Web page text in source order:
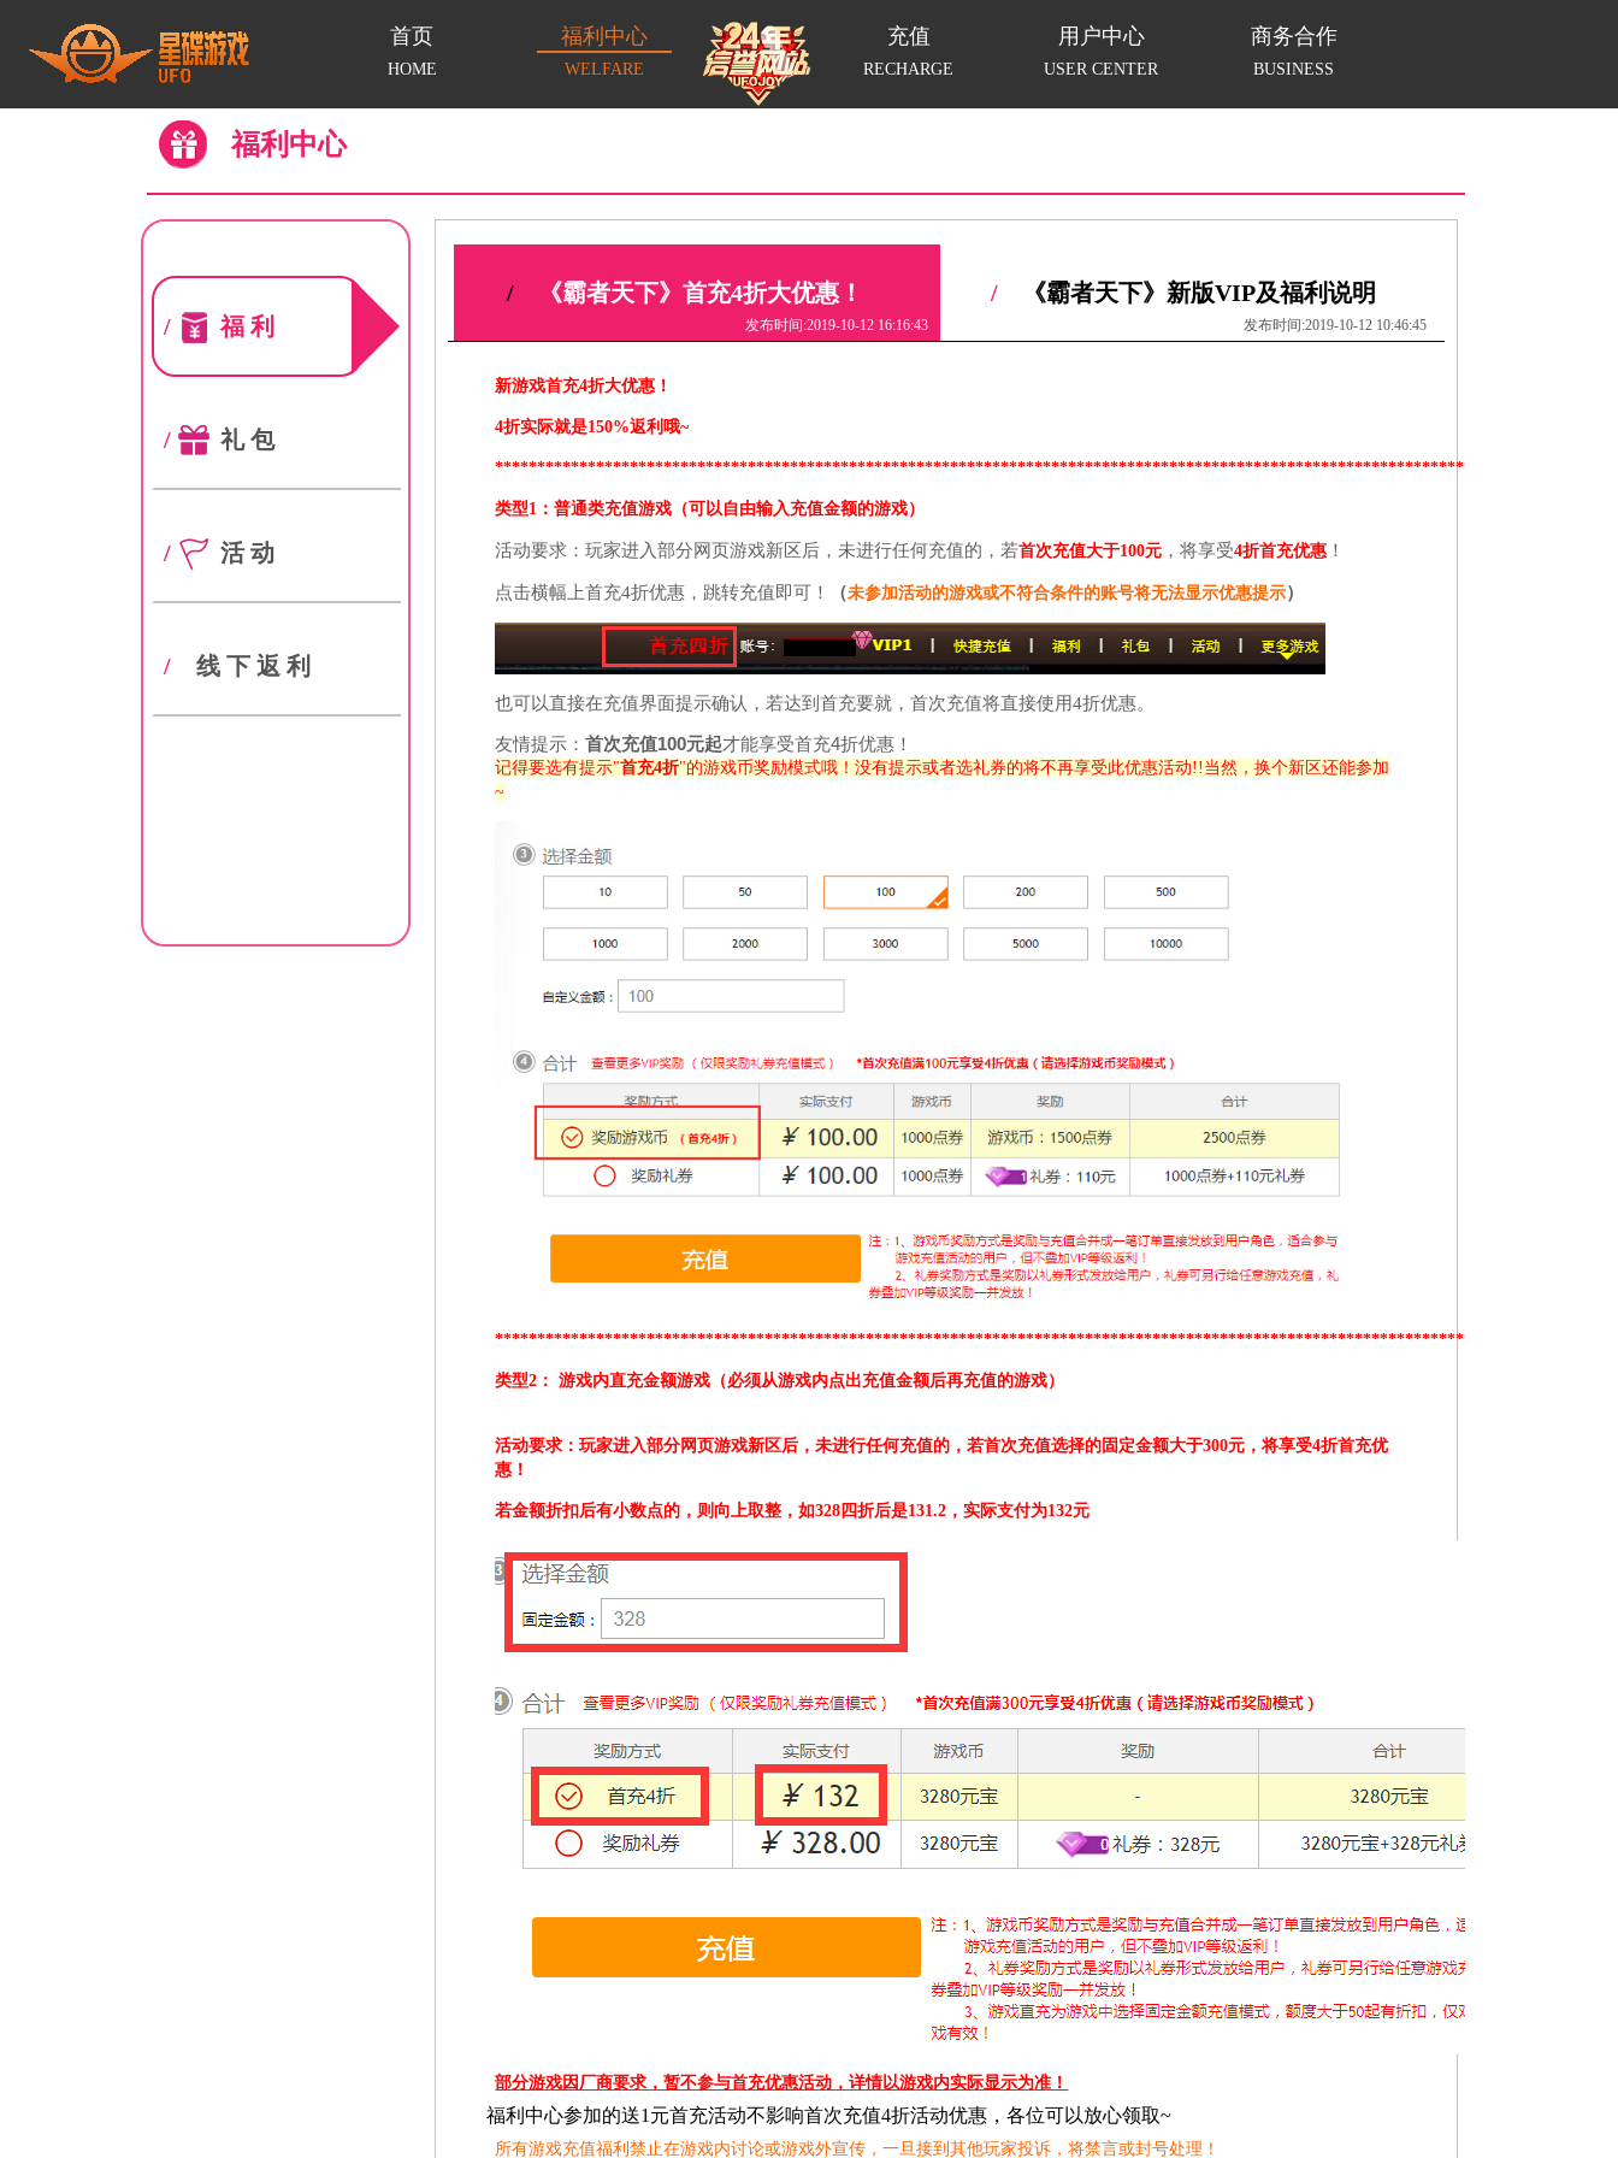
首页
HOME
福利中心
WELFARE
充值
RECHARGE
用户中心
USER CENTER
商务合作
BUSINESS
福利中心
福利
/
礼包
/
活动
/
线下返利
/
/ 《霸者天下》首充4折大优惠！
发布时间:2019-10-12 16:16:43
/ 《霸者天下》新版VIP及福利说明
发布时间:2019-10-12 10:46:45
新游戏首充4折大优惠！
4折实际就是150%返利哦~
类型1：普通类充值游戏（可以自由输入充值金额的游戏）
活动要求：玩家进入部分网页游戏新区后，未进行任何充值的，若首次充值大于100元 ，将享受4折首充优惠 ！
点击横幅上首充4折优惠，跳转充值即可！ （未参加活动的游戏或不符合条件的账号将无法显示优惠提示）
也可以直接在充值界面提示确认，若达到首充要就，首次充值将直接使用4折优惠。
友情提示：首次充值100元起才能享受首充4折优惠！
记得要选有提示"首充4折"的游戏币奖励模式哦！没有提示或者选礼券的将不再享受此优惠活动!!当然，换个新区还能参加
~
类型2： 游戏内直充金额游戏（必须从游戏内点出充值金额后再充值的游戏）
活动要求：玩家进入部分网页游戏新区后，未进行任何充值的，若首次充值选择的固定金额大于300元 ，将享受4折首充优
惠 ！
若金额折扣后有小数点的，则向上取整，如328四折后是131.2，实际支付为132元
部分游戏因厂商要求，暂不参与首充优惠活动，详情以游戏内实际显示为准！
福利中心参加的送1元首充活动不影响首次充值4折活动优惠，各位可以放心领取~
所有游戏充值福利禁止在游戏内讨论或游戏外宣传，一旦接到其他玩家投诉，将禁言或封号处理！